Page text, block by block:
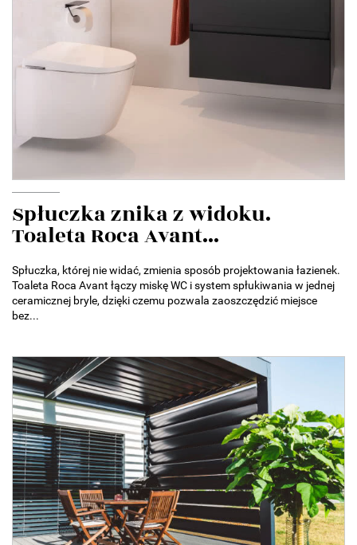
Spłuczka znika z widoku.
Toaleta Roca Avant...
Spłuczka, której nie widać, zmienia sposób projektowania łazienek.
Toaleta Roca Avant łączy miskę WC i system spłukiwania w jednej
ceramicznej bryle, dzięki czemu pozwala zaoszczędzić miejsce
bez...